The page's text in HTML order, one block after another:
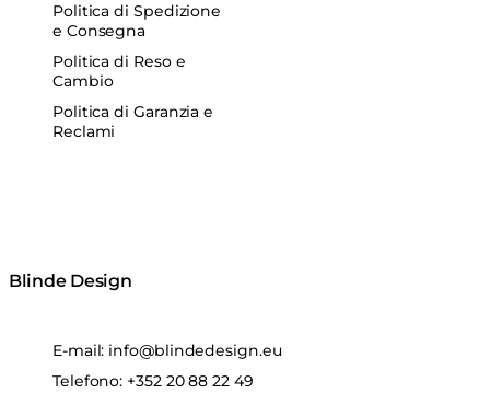
Politica di Spedizione
e Consegna
Politica di Reso e
Cambio
Politica di Garanzia e
Reclami
Blinde Design
E-mail: info@blindedesign.eu
Telefono: +352 20 88 22 49